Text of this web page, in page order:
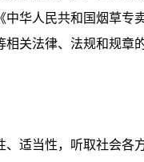
华人民共和国烟草
关法律、法规和规章
适当性，听取社会各